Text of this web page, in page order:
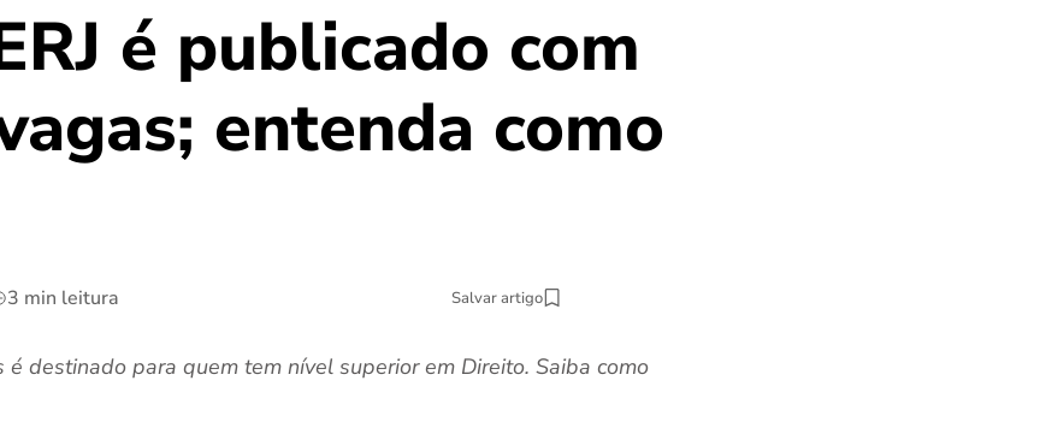
é publicado com
entenda como
3 min leitura Salvar artigo
é destinado para quem tem nível superior em Direito. Saiba como